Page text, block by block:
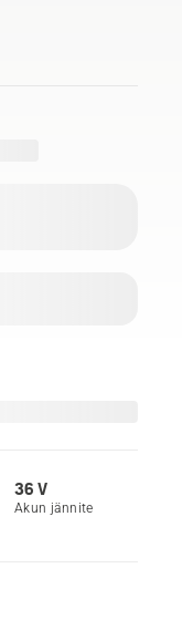
36 V
Akun jännite